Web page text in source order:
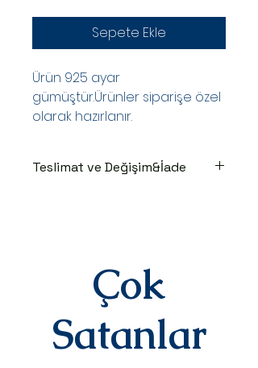
Sepete Ekle
Ürün 925 ayar
gümüştür.Ürünler siparişe özel
olarak hazırlanır.
Teslimat ve Değişim&İade
edilir.Kargoya teslim edildiğinde
takip numaranız,anlaşmalı kargo
firmamız olan Yurtiçi Kargo
tarafından size sms olarak iletilir.
DEĞİŞİM&İADE
Kişiye özel
Çok
Satanlar